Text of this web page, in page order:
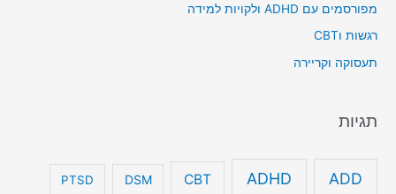
מפורסמים עם ADHD ולקויות למידה
רגשות וCBT
תעסוקה וקריירה
תגיות
ADD
ADHD
CBT
DSM
PTSD